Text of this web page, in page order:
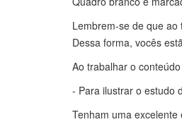
Lembrem-se de que
Dessa forma, vocês
Ao trabalhar o
- Para ilustrar o estudo
Tenham uma excelente